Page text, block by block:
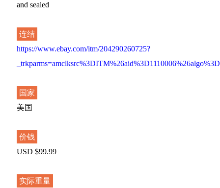
and sealed
连结
https://www.ebay.com/itm/204290260725?
国家
美国
价钱
USD $99.99
实际重量